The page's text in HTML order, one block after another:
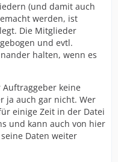
(und damit auch
werden, ist
Die Mitglieder
und evtl.
halten, wenn es
keine
ja auch gar nicht. Wer
einige Zeit in der Datei
und kann auch von hier
Daten weiter